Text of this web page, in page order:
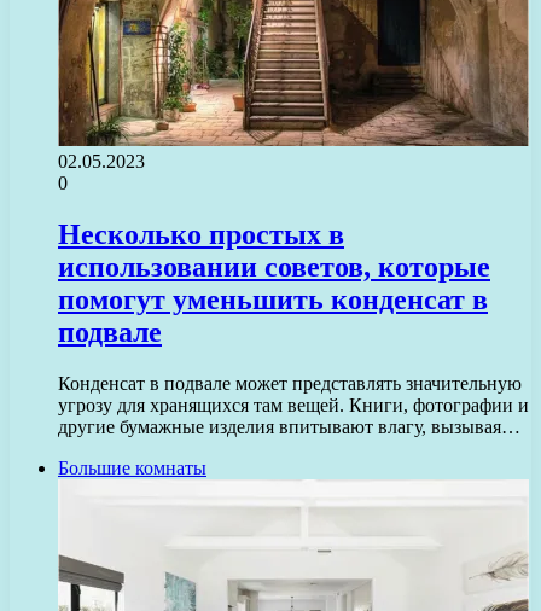
02.05.2023
0
Несколько простых в
использовании советов, которые
помогут уменьшить конденсат в
подвале
Конденсат в подвале может представлять значительную
угрозу для хранящихся там вещей. Книги, фотографии и
другие бумажные изделия впитывают влагу, вызывая…
Большие комнаты